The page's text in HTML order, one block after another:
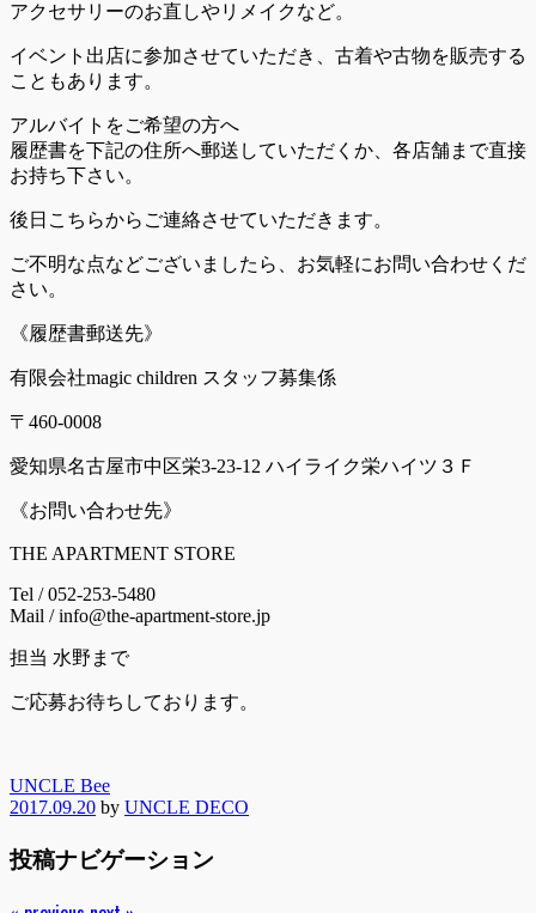
アクセサリーのお直しやリメイクなど。
イベント出店に参加させていただき、古着や古物を販売する
こともあります。
アルバイトをご希望の方へ
履歴書を下記の住所へ郵送していただくか、各店舗まで直接
お持ち下さい。
後日こちらからご連絡させていただきます。
ご不明な点などございましたら、お気軽にお問い合わせくだ
さい。
《履歴書郵送先》
有限会社magic children スタッフ募集係
〒460-0008
愛知県名古屋市中区栄3-23-12 ハイライク栄ハイツ３Ｆ
《お問い合わせ先》
THE APARTMENT STORE
Tel / 052-253-5480
Mail / info@the-apartment-store.jp
担当 水野まで
ご応募お待ちしております。
UNCLE Bee
2017.09.20 by UNCLE DECO
投稿ナビゲーション